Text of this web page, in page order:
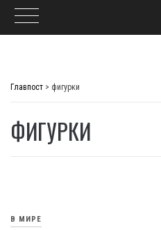
Главпост > фигурки
ФИГУРКИ
В МИРЕ